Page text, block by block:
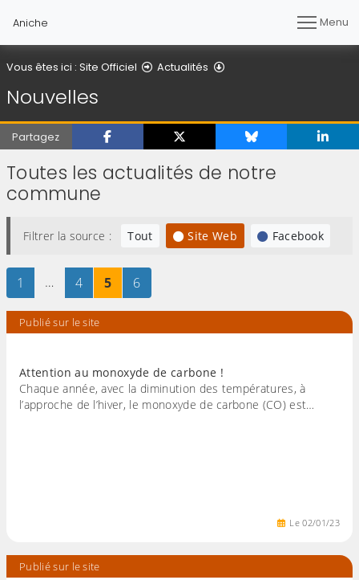
Aniche Menu
Vous êtes ici : Site Officiel Actualités
Nouvelles
Partagez
Toutes les actualités de notre
commune
Filtrer la source : Tout Site Web Facebook
Page
1 sur 6
… Page
4sur 6Page
5sur 6Page
6sur 6
Publié sur le site
Attention au monoxyde de carbone !
Chaque année, avec la diminution des températures, à
l’approche de l’hiver, le monoxyde de carbone (CO) est…
Le02/01/23
Publié sur le site